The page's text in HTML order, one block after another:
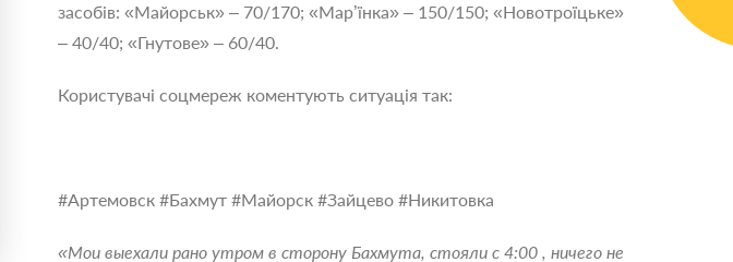
засобів: «Майорськ» – 70/170; «Мар’їнка» – 150/150; «Новотроїцьке»
– 40/40; «Гнутове» – 60/40.
Користувачі соцмереж коментують ситуація так:
#Артемовск #Бахмут #Майорск #Зайцево #Никитовка
«Мои выехали рано утром в сторону Бахмута, стояли с 4:00 , ничего не